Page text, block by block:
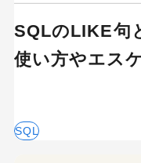
SQLのLIKE句
使い方やエス
SQL